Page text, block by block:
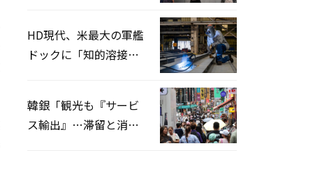
HD現代、米最大の軍艦
ドックに「知的溶接」
韓銀「観光も『サービ
ス輸出』…滞留と消費